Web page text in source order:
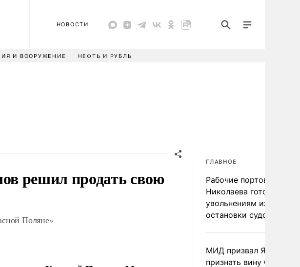
НОВОСТИ
И ВООРУЖЕНИЕ НЕФТЬ И РУБЛЬ
решил продать свою
Поляне»
ГЛАВНОЕ
Рабочие портов
Николаева готовятся к
увольнениям из-за
остановки судоходства
МИД призвал Японию
признать вину США за